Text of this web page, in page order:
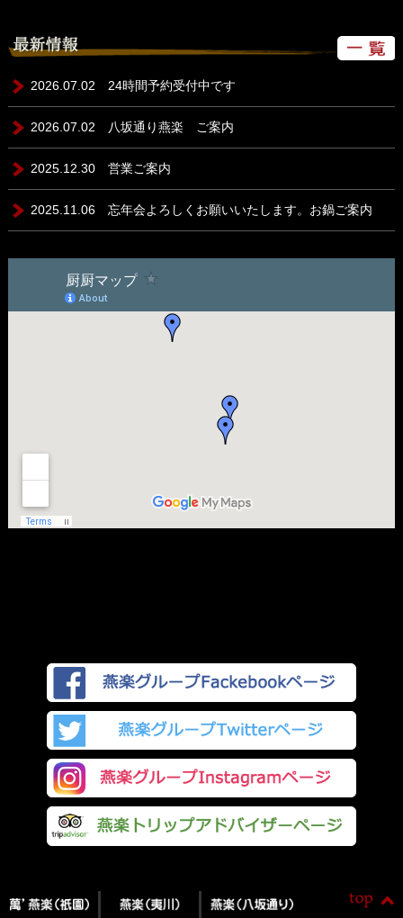
2026.07.02 24時間予約受付中です
2026.07.02 八坂通り燕楽 ご案内
2025.12.30 営業ご案内
2025.11.06 忘年会よろしくお願いいたします。お鍋ご案内